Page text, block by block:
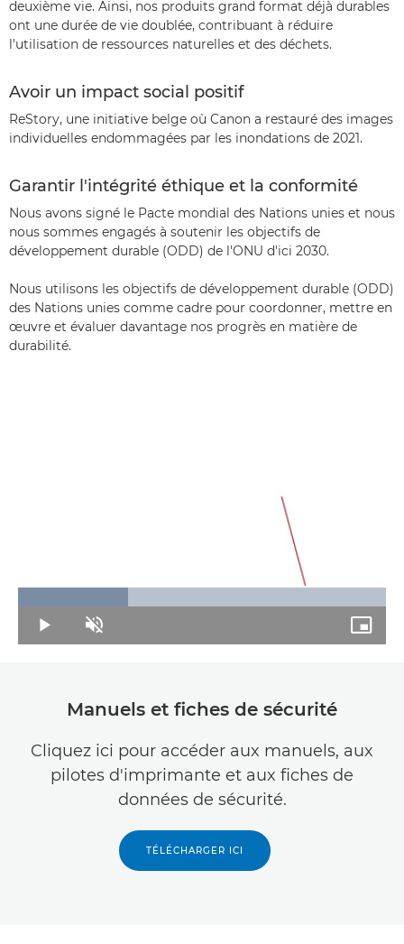
deuxième vie. Ainsi, nos produits grand format déjà durables
ont une durée de vie doublée, contribuant à réduire
l'utilisation de ressources naturelles et des déchets.
Avoir un impact social positif
ReStory, une initiative belge où Canon a restauré des images
individuelles endommagées par les inondations de 2021.
Garantir l'intégrité éthique et la conformité
Nous avons signé le Pacte mondial des Nations unies et nous
nous sommes engagés à soutenir les objectifs de
développement durable (ODD) de l'ONU d'ici 2030.
Nous utilisons les objectifs de développement durable (ODD)
des Nations unies comme cadre pour coordonner, mettre en
œuvre et évaluer davantage nos progrès en matière de
durabilité.
Play Unmute
29.94%
Picture-
in-
Manuels et fiches de sécurité
Cliquez ici pour accéder aux manuels, aux
pilotes d'imprimante et aux fiches de
données de sécurité.
TÉLÉCHARGER ICI